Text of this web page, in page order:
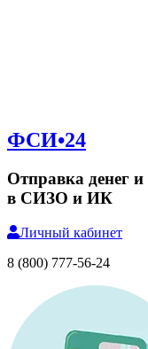
ФСИ•24
Отправка денег
в СИЗО и ИК
Личный кабинет
8 (800) 777-56-24